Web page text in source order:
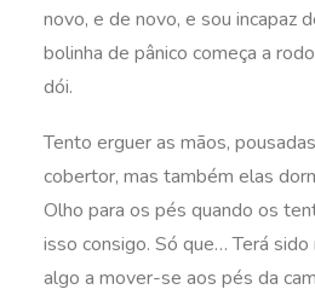
novo, e de novo, e sou incapaz
bolinha de pânico começa a
dói.
Tento erguer as mãos,
cobertor, mas também elas
Olho para os pés quando os
isso consigo. Só que… Terá
algo a mover-se aos pés da